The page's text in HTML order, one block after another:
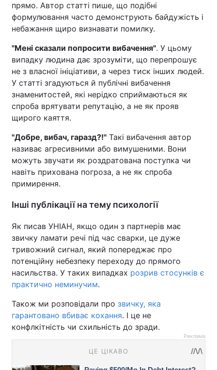
прямо. Автор статті пише, що подібні
формулювання часто демонструють байдужість і
небажання щиро визнавати помилку.
"Мені сказали попросити вибачення". У цьому
випадку людина дає зрозуміти, що перепрошує
не з власної ініціативи, а через тиск інших людей.
У статті згадуються й публічні вибачення
знаменитостей, які нерідко сприймаються як
спроба врятувати репутацію, а не як прояв
щирого каяття.
"Добре, вибач, гаразд?!" Такі вибачення автор
називає агресивними або вимушеними. Вони
можуть звучати як роздратована поступка чи
навіть прихована погроза, а не як спроба
примирення.
Інші публікації на тему психології
Як писав УНІАН, якщо один з партнерів має
звичку ламати речі під час сварки, це дуже
тривожний сигнал, який попереджає про
потенційну небезпеку переходу до прямого
насильства. У таких випадках розрив стосунків є
практично неминучим.
Також ми розповідали про звичку, яка
гарантовано вбиває кохання. І це не
конфлкітність чи схильність до зради.
Реклама